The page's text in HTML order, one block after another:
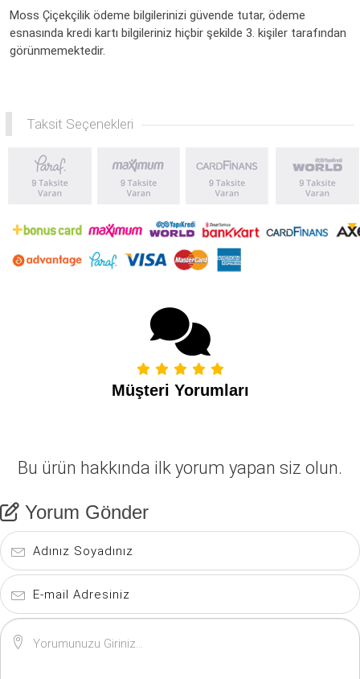
Moss Çiçekçilik ödeme bilgilerinizi güvende tutar, ödeme
esnasında kredi kartı bilgileriniz hiçbir şekilde 3. kişiler tarafından
görünmemektedir.
Taksit Seçenekleri
Müşteri Yorumları
Bu ürün hakkında ilk yorum yapan siz olun.
Yorum Gönder